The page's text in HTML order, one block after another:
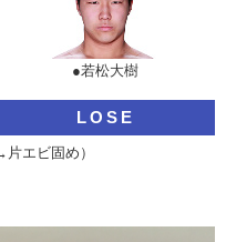
●若松大樹
LOSE
エビ固め）